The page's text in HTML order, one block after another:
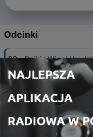
Odcinki
28 - Dzikie Wino!
31 lip 2026
Nibyodcinek
04 lip 2026
26 - Prehistoria! Cz. 2,
nieco później,